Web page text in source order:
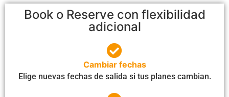
Book o Reserve con flexibilidad
adicional
Cambiar fechas
Elige nuevas fechas de salida si tus planes cambian.